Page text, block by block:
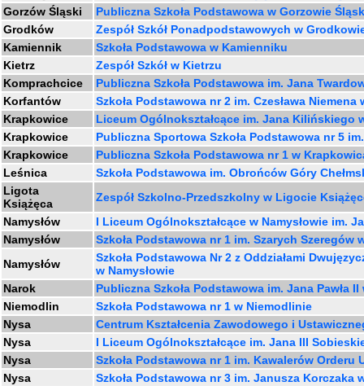
Gorzów Śląski
Publiczna Szkoła Podstawowa w Gorzowie
Grodków
Zespół Szkół Ponadpodstawowych w
Kamiennik
Szkoła Podstawowa w Kamienniku
Kietrz
Zespół Szkół w Kietrzu
Komprachcice
Publiczna Szkoła Podstawowa im. Jana
Korfantów
Szkoła Podstawowa nr 2 im. Czesława
Krapkowice
Liceum Ogólnokształcące im. Jana Kilińskiego
Krapkowice
Publiczna Sportowa Szkoła Podstawowa nr 5
Krapkowice
Publiczna Szkoła Podstawowa nr 1 w
Leśnica
Szkoła Podstawowa im. Obrońców Góry
Ligota
Książęca
Zespół Szkolno-Przedszkolny w Ligocie
Namysłów
I Liceum Ogólnokształcące w Namysłowie im.
Namysłów
Szkoła Podstawowa nr 1 im. Szarych Szeregów
Namysłów
Szkoła Podstawowa Nr 2 z Oddziałami
w Namysłowie
Narok
Publiczna Szkoła Podstawowa im. Jana Pawła II
Niemodlin
Szkoła Podstawowa nr 1 w Niemodlinie
Nysa
Centrum Kształcenia Zawodowego i
Nysa
I Liceum Ogólnokształcące im. Jana III
Nysa
Szkoła Podstawowa nr 1 im. Kawalerów Orderu
Nysa
Szkoła Podstawowa nr 3 im. Janusza Korczaka